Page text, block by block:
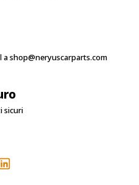
ashop@neryuscarparts.com
sicuri